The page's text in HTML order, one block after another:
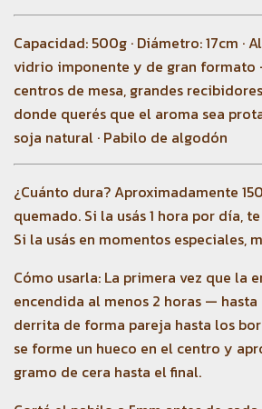
Capacidad: 500g · Diámetro: 17cm ·
vidrio imponente y de gran formato
centros de mesa, grandes
donde querés que el aroma sea
soja natural · Pabilo de algodón
¿Cuánto dura? Aproximadamente
quemado. Si la usás 1 hora por día,
Si la usás en momentos especiales,
Cómo usarla: La primera vez que la
encendida al menos 2 horas — hasta
derrita de forma pareja hasta los
se forme un hueco en el centro y
gramo de cera hasta el final.